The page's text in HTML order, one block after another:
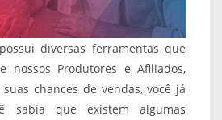
diversas ferramentas que
nossos Produtores e Afiliados,
chances de vendas, você já
sabia que existem algumas